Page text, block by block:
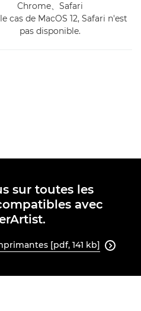
Chrome、Safari
cas de MacOS 12, Safari n'est
pas disponible.
sur toutes les
avec
[pdf, 141 kb] 